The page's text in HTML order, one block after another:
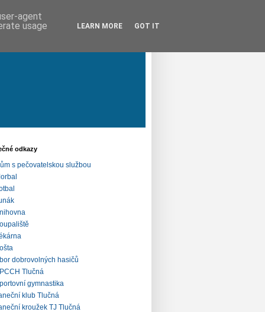
odkazy
s pečovatelskou službou
dobrovolných hasičů
Tlučná
gymnastika
klub Tlučná
kroužek TJ Tlučná
agent
usage
LEARN MORE GOT IT